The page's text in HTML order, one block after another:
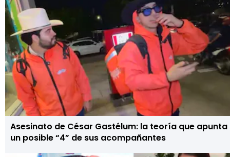
Asesinato de César Gastélum: la teoría que apunta
un posible “4” de sus acompañantes